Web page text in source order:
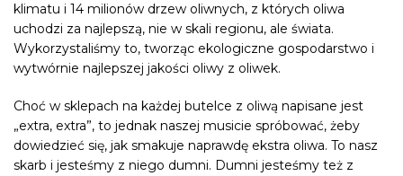
klimatu i 14 milionów drzew oliwnych, z których oliwa
uchodzi za najlepszą, nie w skali regionu, ale świata.
Wykorzystaliśmy to, tworząc ekologiczne gospodarstwo i
wytwórnie najlepszej jakości oliwy z oliwek.
Choć w sklepach na każdej butelce z oliwą napisane jest
„extra, extra”, to jednak naszej musicie spróbować, żeby
dowiedzieć się, jak smakuje naprawdę ekstra oliwa. To nasz
skarb i jesteśmy z niego dumni. Dumni jesteśmy też z